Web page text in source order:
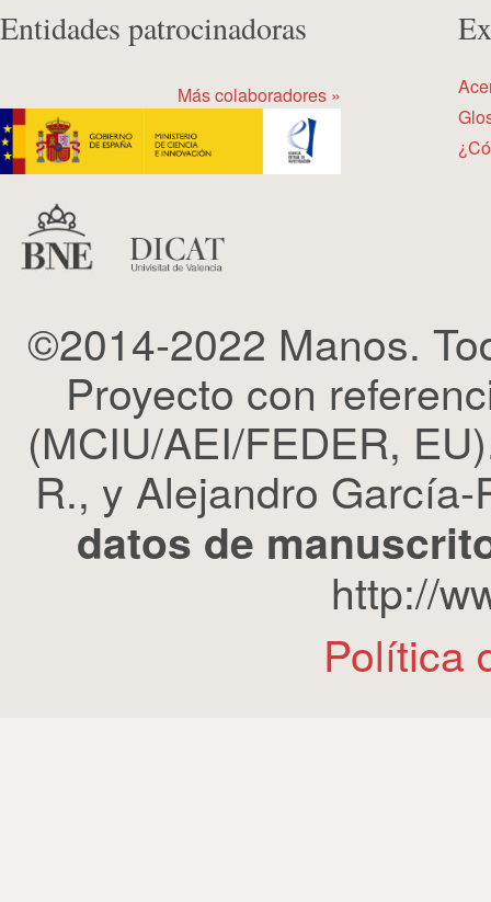
Entidades patrocinadoras
Más colaboradores »
©2014-2022 Manos.
Proyecto con
(MCIU/AEI/FEDER,
R., y Alejandro
datos de
http://
Política